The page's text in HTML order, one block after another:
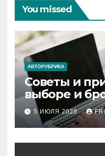
You missed
АВТОРУБРИКА
Советы и
выборе и
авиабилетов
5 ИЮЛЯ 2026